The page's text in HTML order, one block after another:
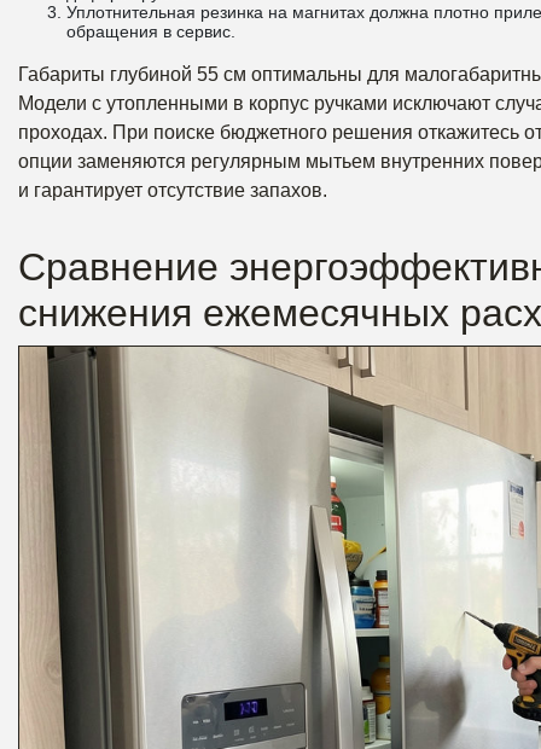
Уплотнительная резинка на магнитах должна плотно
обращения в сервис.
Габариты глубиной 55 см оптимальны для
Модели с утопленными в корпус ручками исключают
проходах. При поиске бюджетного решения откажитесь
опции заменяются регулярным мытьем внутренних
и гарантирует отсутствие запахов.
Сравнение
снижения ежемесячных